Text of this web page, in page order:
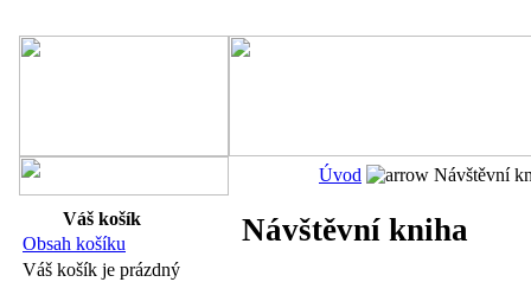
Úvod Návštěvní
Váš košík
Obsah košíku
Váš košík je prázdný
Návštěvní kniha